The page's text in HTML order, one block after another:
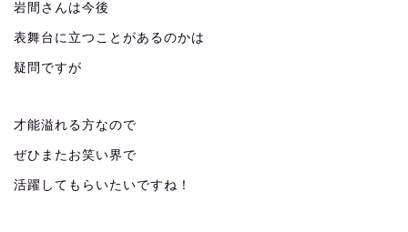
岩間さんは今後
表舞台に立つことがあるのかは
疑問ですが
才能溢れる方なので
ぜひまたお笑い界で
活躍してもらいたいですね！